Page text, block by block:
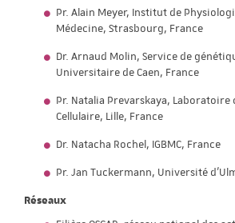
Pr. Alain Meyer, Institut de
Médecine, Strasbourg, France
Dr. Arnaud Molin, Service de
Universitaire de Caen, France
Pr. Natalia Prevarskaya, Laboratoire
Cellulaire, Lille, France
Dr. Natacha Rochel, IGBMC, France
Pr. Jan Tuckermann, Université
Réseaux